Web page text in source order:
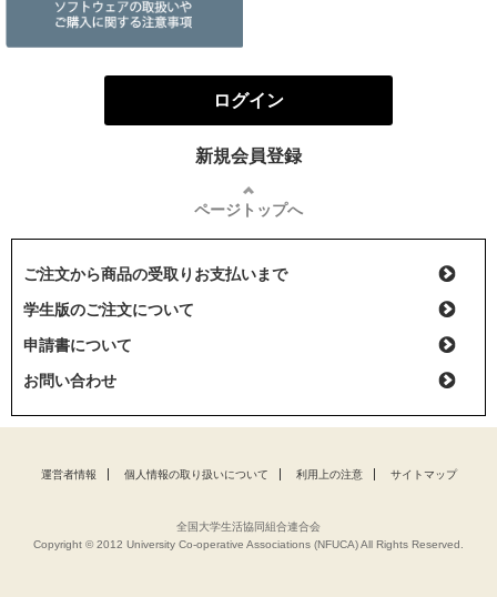
ログイン
新規会員登録
ページトップへ
ご注文から商品の受取りお支払いまで
学生版のご注文について
申請書について
お問い合わせ
運営者情報 個人情報の取り扱いについて 利用上の注意 サイトマップ
全国大学生活協同組合連合会
Copyright © 2012 University Co-operative Associations (NFUCA) All Rights Reserved.